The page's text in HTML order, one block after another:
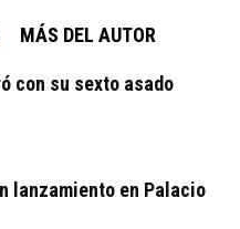
MÁS DEL AUTOR
con su sexto asado
lanzamiento en Palacio